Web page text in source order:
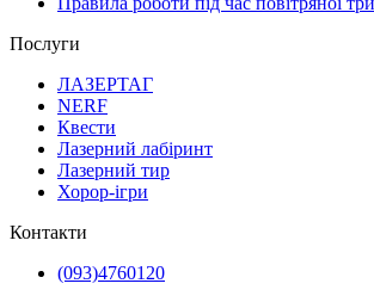
Послуги
ЛАЗЕРТАГ
NERF
Квести
Лазерний лабіринт
Лазерний тир
Хорор-ігри
Контакти
(093)4760120